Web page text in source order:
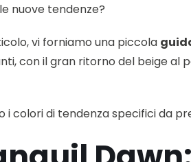
nuove tendenze?
vi forniamo una piccola
con il gran ritorno del beige al
i colori di tendenza specifici da